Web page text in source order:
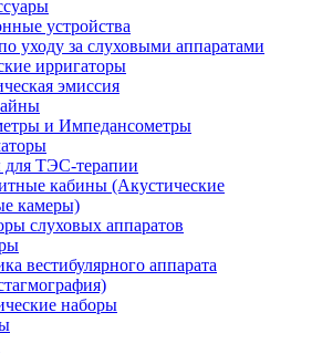
устройства
уходу за слуховыми аппаратами
ирригаторы
эмиссия
и Импедансометры
для ТЭС-терапии
кабины (Акустические
камеры)
слуховых аппаратов
вестибулярного аппарата
наборы